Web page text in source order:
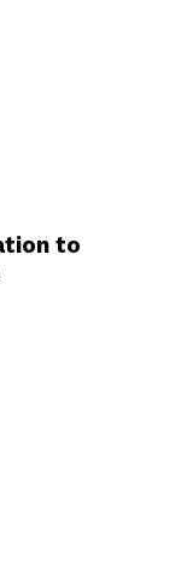
to